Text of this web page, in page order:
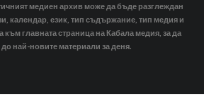
медиен архив може да бъде разглеждан
календар, език, тип съдържание, тип медия и
към главната страница на Кабала медия, за да
най-новите материали за деня.